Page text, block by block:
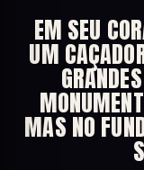
EM SEU
UM
MAS NO